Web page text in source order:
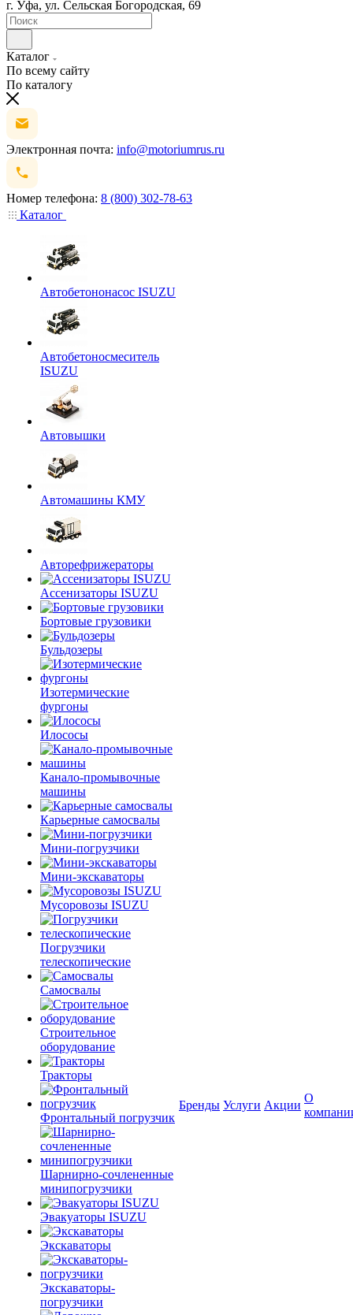
г. Уфа, ул. Сельская Богородская, 69
Каталог
По всему сайту
По каталогу
Электронная почта: info@motoriumrus.ru
Номер телефона: 8 (800) 302-78-63
Каталог
Автобетононасос ISUZU
Автобетоносмеситель
ISUZU
Автовышки
Автомашины КМУ
Авторефрижераторы
Ассенизаторы ISUZU
Бортовые грузовики
Бульдозеры
Изотермические
фургоны
Илососы
Канало-промывочные
машины
Карьерные самосвалы
Мини-погрузчики
Мини-экскаваторы
Мусоровозы ISUZU
Погрузчики
телескопические
Самосвалы
Строительное
оборудование
Тракторы
Фронтальный погрузчик
Шарнирно-сочлененные
минипогрузчики
Эвакуаторы ISUZU
Экскаваторы
Экскаваторы-
погрузчики
Бренды Услуги Акции
О